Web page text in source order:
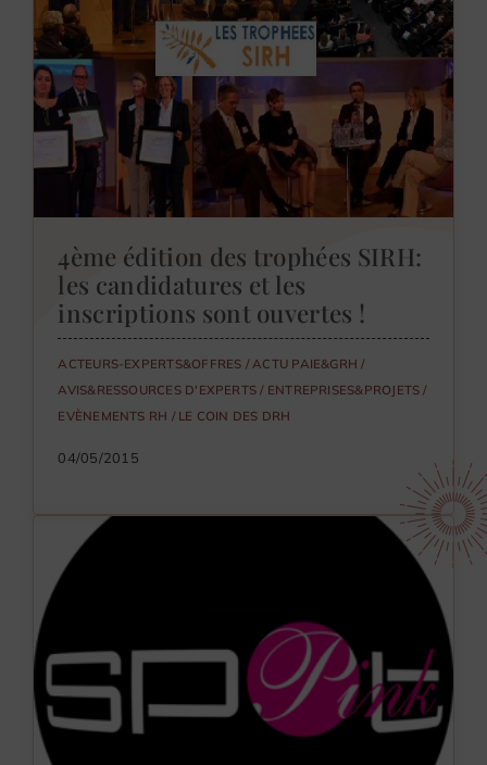
4ème édition des trophées SIRH:
les candidatures et les
inscriptions sont ouvertes !
ACTEURS-EXPERTS&OFFRES /ACTU PAIE&GRH /
AVIS&RESSOURCES D'EXPERTS / ENTREPRISES&PROJETS /
EVÈNEMENTS RH / LE COIN DES DRH
04/05/2015